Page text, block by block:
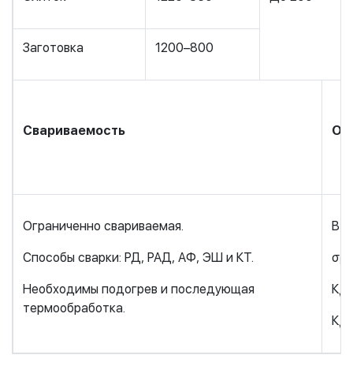
Заготовка 1200–800
Свариваемость
Ограниченно свариваемая.
Способы сварки: РД, РАД, АФ, ЭШ и КТ.
Необходимы подогрев и последующая
термообработка.
В
σ
К√
К√